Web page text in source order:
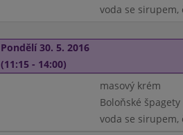
voda se sirupem,
Pondělí 30. 5. 2016
(11:15 - 14:00)
masový krém
Boloňské špagety
voda se sirupem,